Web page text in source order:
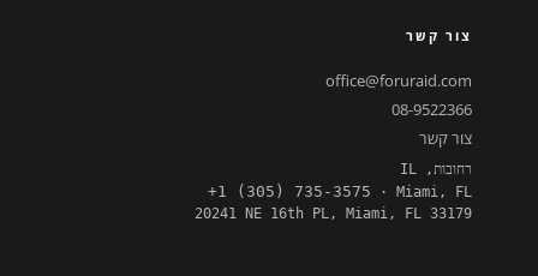
צור קשר
office@foruraid.com
08-9522366
צור קשר
רחובות, IL
+1 (305) 735-3575 · Miami, FL
20241 NE 16th PL, Miami, FL 33179